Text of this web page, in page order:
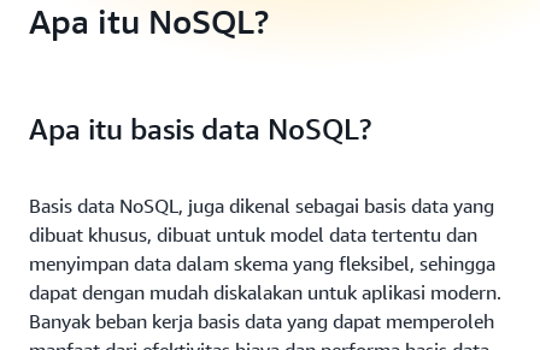
Apa itu NoSQL?
Apa itu basis data NoSQL?
Basis data NoSQL, juga dikenal sebagai basis data yang
dibuat khusus, dibuat untuk model data tertentu dan
menyimpan data dalam skema yang fleksibel, sehingga
dapat dengan mudah diskalakan untuk aplikasi modern.
Banyak beban kerja basis data yang dapat memperoleh